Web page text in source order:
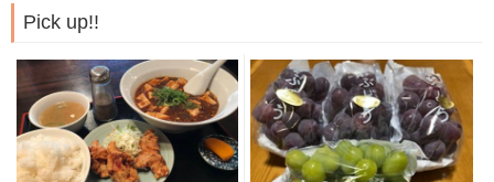
Pick up!!